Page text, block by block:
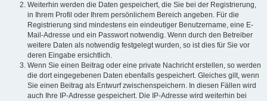
Weiterhin werden die Daten gespeichert, die Sie bei der Registrierung,
in Ihrem Profil oder Ihrem persönlichem Bereich angeben. Für die
Registrierung sind mindestens ein eindeutiger Benutzername, eine E-
Mail-Adresse und ein Passwort notwendig. Wenn durch den Betreiber
weitere Daten als notwendig festgelegt wurden, so ist dies für Sie vor
deren Eingabe ersichtlich.
Wenn Sie einen Beitrag oder eine private Nachricht erstellen, so werden
die dort eingegebenen Daten ebenfalls gespeichert. Gleiches gilt, wenn
Sie einen Beitrag als Entwurf zwischenspeichern. In diesen Fällen wird
auch Ihre IP-Adresse gespeichert. Die IP-Adresse wird weiterhin bei